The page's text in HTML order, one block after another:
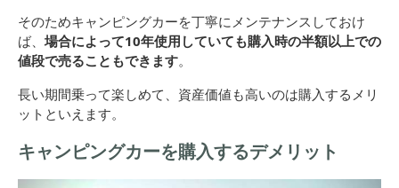
そのためキャンピングカーを丁寧にメンテナンスしておけ
ば、場合によって10年使用していても購入時の半額以上での
値段で売ることもできます。
長い期間乗って楽しめて、資産価値も高いのは購入するメリ
ットといえます。
キャンピングカーを購入するデメリット